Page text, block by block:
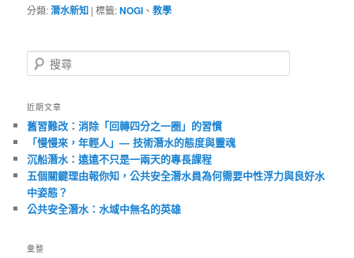
分類:潛水新知 |標籤:NOGI 、教學
搜
尋
近期文章
舊習難改：消除「回轉四分之一圈」的習慣
「慢慢來，年輕人」— 技術潛水的態度與靈魂
沉船潛水：遠遠不只是一兩天的專長課程
五個關鍵理由報你知，公共安全潛水員為何需要中性浮力與良好水
中姿態？
公共安全潛水：水域中無名的英雄
彙整